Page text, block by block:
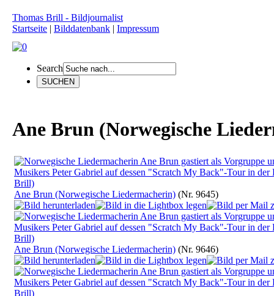
Thomas Brill - Bildjournalist
Startseite | Bilddatenbank | Impressum
Search
Ane Brun (Norwegische
Ane Brun (Norwegische Liedermacherin) (Nr. 9645)
Ane Brun (Norwegische Liedermacherin) (Nr. 9646)